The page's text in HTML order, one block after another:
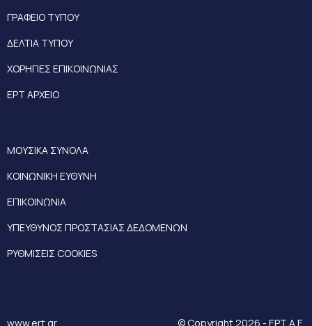
ΓΡΑΦΕΙΟ ΤΥΠΟΥ
ΔΕΛΤΙΑ ΤΥΠΟΥ
ΧΟΡΗΓΙΕΣ ΕΠΙΚΟΙΝΩΝΙΑΣ
ΕΡΤ ΑΡΧΕΙΟ
ΜΟΥΣΙΚΑ ΣΥΝΟΛΑ
ΚΟΙΝΩΝΙΚΗ ΕΥΘΥΝΗ
ΕΠΙΚΟΙΝΩΝΙΑ
ΥΠΕΥΘΥΝΟΣ ΠΡΟΣΤΑΣΙΑΣ ΔΕΔΟΜΕΝΩΝ
ΡΥΘΜΙΣΕΙΣ COOKIES
www.ert.gr © Copyright 2026 - ΕΡΤ Α.Ε.